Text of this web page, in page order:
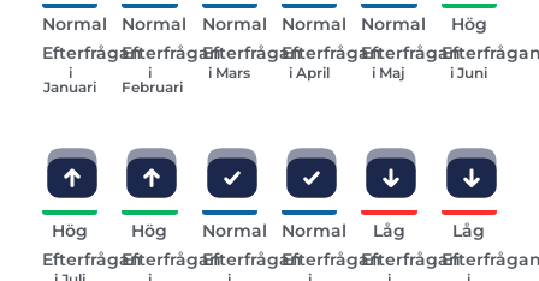
Normal
Efterfrågan
i
Januari
Normal
Efterfrågan
i
Februari
Normal
Efterfrågan
i Mars
Normal
Efterfrågan
i April
Normal
Efterfrågan
i Maj
Hög
i Juni
Hög
Efterfrågan
Hög
Efterfrågan
Normal
Efterfrågan
Normal
Efterfrågan
Låg
Efterfrågan
Låg